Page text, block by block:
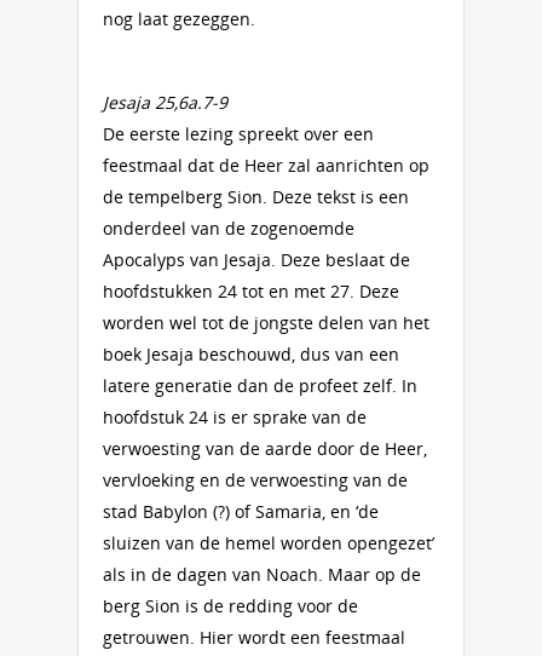
nog laat gezeggen.
Jesaja 25,6a.7-9
De eerste lezing spreekt over een
feestmaal dat de Heer zal aanrichten op
de tempelberg Sion. Deze tekst is een
onderdeel van de zogenoemde
Apocalyps van Jesaja. Deze beslaat de
hoofdstukken 24 tot en met 27. Deze
worden wel tot de jongste delen van het
boek Jesaja beschouwd, dus van een
latere generatie dan de profeet zelf. In
hoofdstuk 24 is er sprake van de
verwoesting van de aarde door de Heer,
vervloeking en de verwoesting van de
stad Babylon (?) of Samaria, en ‘de
sluizen van de hemel worden opengezet’
als in de dagen van Noach. Maar op de
berg Sion is de redding voor de
getrouwen. Hier wordt een feestmaal